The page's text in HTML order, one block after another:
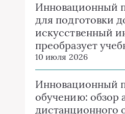
Инновационный
для подготовки
искусственный
преобразует
10 июля 2026
Инновационный
обучению: обзор
дистанционного